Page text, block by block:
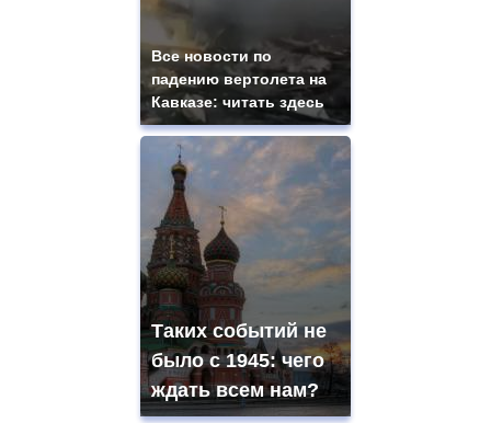
Все новости по
падению вертолета на
Кавказе: читать здесь
Таких событий не
было с 1945: чего
ждать всем нам?